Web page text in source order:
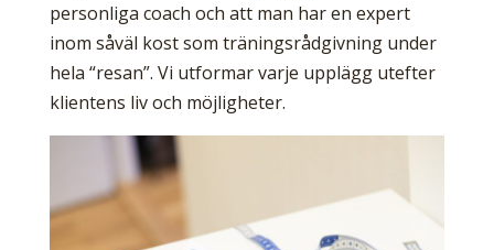
personliga coach och att man har en expert
inom såväl kost som träningsrådgivning under
hela “resan”. Vi utformar varje upplägg utefter
klientens liv och möjligheter.